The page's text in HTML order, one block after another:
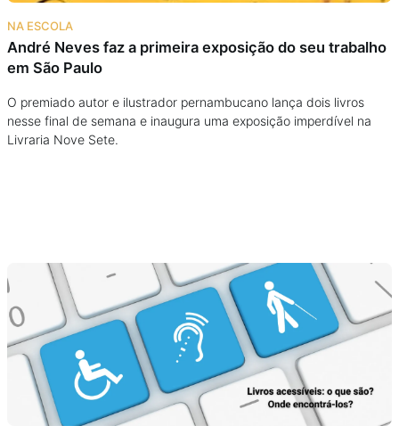
NA ESCOLA
André Neves faz a primeira exposição do seu trabalho
em São Paulo
O premiado autor e ilustrador pernambucano lança dois livros
nesse final de semana e inaugura uma exposição imperdível na
Livraria Nove Sete.